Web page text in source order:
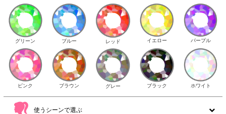
グリーン ブルー レッド イエロー パープル
ピンク ブラウン グレー ブラック ホワイト
使うシーンで選ぶ